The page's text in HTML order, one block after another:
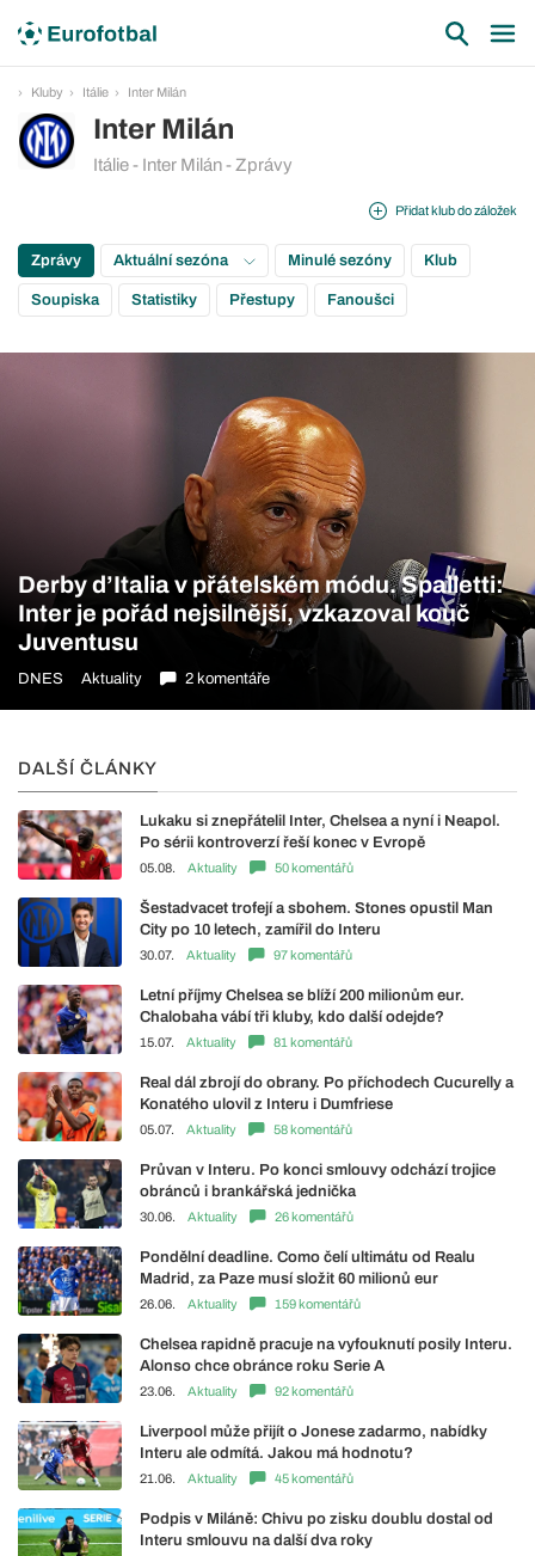
Kluby Itálie Inter Milán
Inter Milán
Itálie - Inter Milán - Zprávy
Přidat klub do záložek
Zprávy Aktuální sezóna Minulé sezóny Klub
Soupiska Statistiky Přestupy Fanoušci
Derby d’Italia v přátelském módu. Spalletti:
Inter je pořád nejsilnější, vzkazoval kouč
Juventusu
DNES Aktuality 2 komentáře
DALŠÍ ČLÁNKY
Lukaku si znepřátelil Inter, Chelsea a nyní i Neapol.
Po sérii kontroverzí řeší konec v Evropě
05.08. Aktuality 50 komentářů
Šestadvacet trofejí a sbohem. Stones opustil Man
City po 10 letech, zamířil do Interu
30.07. Aktuality 97 komentářů
Letní příjmy Chelsea se blíží 200 milionům eur.
Chalobaha vábí tři kluby, kdo další odejde?
15.07. Aktuality 81 komentářů
Real dál zbrojí do obrany. Po příchodech Cucurelly a
Konatého ulovil z Interu i Dumfriese
05.07. Aktuality 58 komentářů
Průvan v Interu. Po konci smlouvy odchází trojice
obránců i brankářská jednička
30.06. Aktuality 26 komentářů
Pondělní deadline. Como čelí ultimátu od Realu
Madrid, za Paze musí složit 60 milionů eur
26.06. Aktuality 159 komentářů
Chelsea rapidně pracuje na vyfouknutí posily Interu.
Alonso chce obránce roku Serie A
23.06. Aktuality 92 komentářů
Liverpool může přijít o Jonese zadarmo, nabídky
Interu ale odmítá. Jakou má hodnotu?
21.06. Aktuality 45 komentářů
Podpis v Miláně: Chivu po zisku doublu dostal od
Interu smlouvu na další dva roky